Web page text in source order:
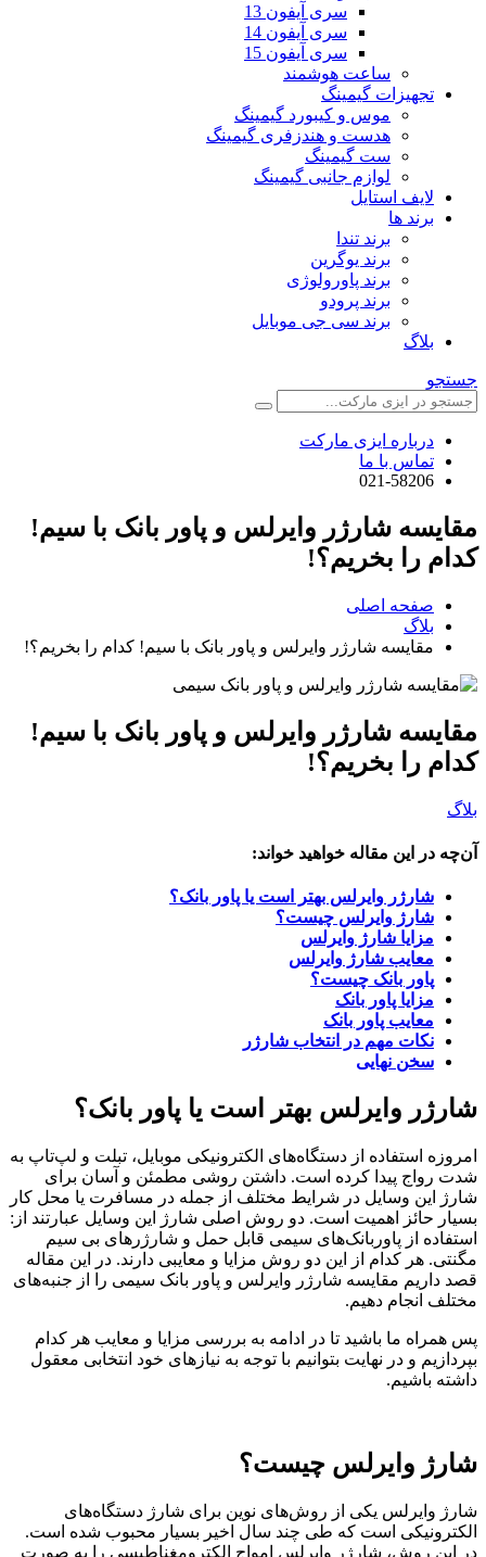
سری آیفون 13
سری آیفون 14
سری آیفون 15
ساعت هوشمند
تجهیزات گیمینگ
موس و کیبورد گیمینگ
هدست و هندزفری گیمینگ
ست گیمینگ
لوازم جانبی گیمینگ
لایف استایل
برند ها
برند تندا
برند یوگرین
برند پاورولوژی
برند پرودو
برند سی جی موبایل
بلاگ
جستجو
درباره ایزی مارکت
تماس با ما
021-58206
مقایسه شارژر وایرلس و پاور بانک با سیم!
کدام را بخریم؟!
صفحه اصلی
بلاگ
مقایسه شارژر وایرلس و پاور بانک با سیم! کدام را بخریم؟!
مقایسه شارژر وایرلس و پاور بانک با سیم!
کدام را بخریم؟!
بلاگ
آن‌چه در این مقاله خواهید خواند:
شارژر وایرلس بهتر است یا پاور بانک؟
شارژ وایرلس چیست؟
مزایا شارژ وایرلس
معایب شارژ وایرلس
پاور بانک چیست؟
مزایا پاور بانک
معایب پاور بانک
نکات مهم در انتخاب شارژر
سخن نهایی
شارژر وایرلس بهتر است یا پاور بانک؟
امروزه استفاده از دستگاه‌های الکترونیکی موبایل، تبلت و لپ‌تاپ به
شدت رواج پیدا کرده است. داشتن روشی مطمئن و آسان برای
شارژ این وسایل در شرایط مختلف از جمله در مسافرت یا محل کار
بسیار حائز اهمیت است. دو روش اصلی شارژ این وسایل عبارتند از:
استفاده از پاوربانک‌های سیمی قابل حمل و شارژرهای بی ‌سیم
مگنتی. هر کدام از این دو روش مزایا و معایبی دارند. در این مقاله
قصد داریم مقایسه شارژر وایرلس و پاور بانک سیمی را از جنبه‌های
مختلف انجام دهیم.
پس همراه ما باشید تا در ادامه به بررسی مزایا و معایب هر کدام
بپردازیم و در نهایت بتوانیم با توجه به نیازهای خود انتخابی معقول
داشته باشیم.
شارژ وایرلس چیست؟
شارژ وایرلس یکی از روش‌های نوین برای شارژ دستگاه‌های
الکترونیکی است که طی چند سال اخیر بسیار محبوب شده است.
در این روش، شارژر وایرلس امواج الکترومغناطیسی را به صورت